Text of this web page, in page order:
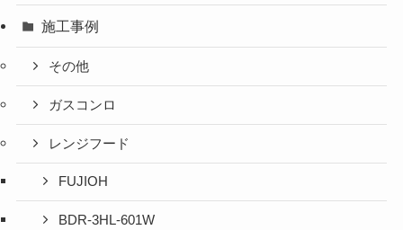
施工事例
その他
ガスコンロ
レンジフード
FUJIOH
BDR-3HL-601W